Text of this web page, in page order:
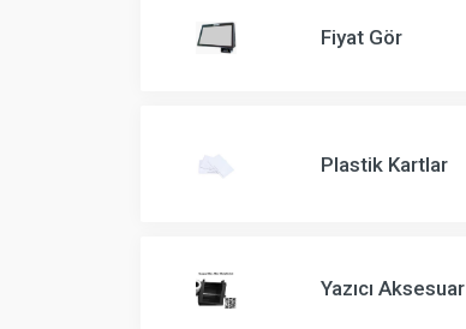
Fiyat Gör
Plastik Kartlar
Yazıcı Aksesuar